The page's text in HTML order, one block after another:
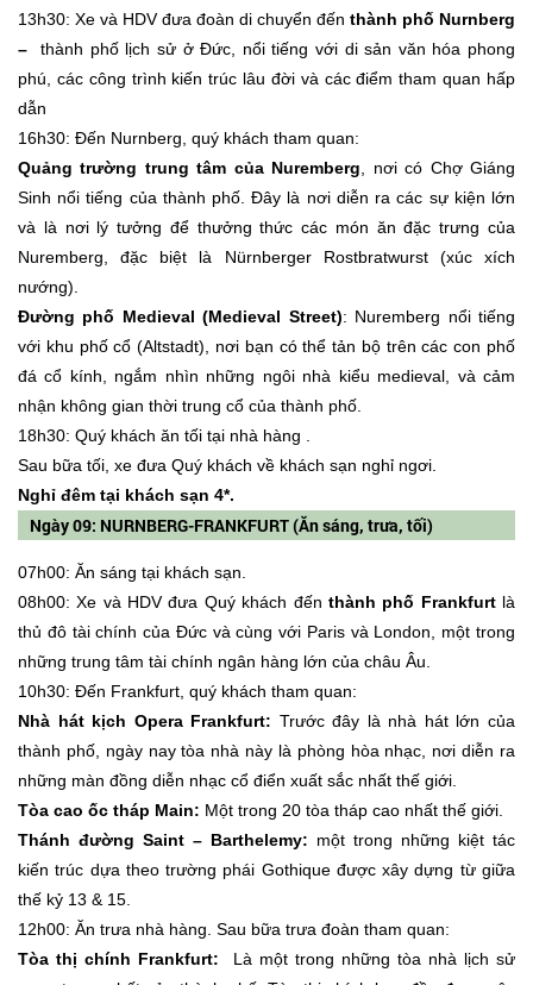
13h30: Xe và HDV đưa đoàn di chuyển đến thành phố Nurnberg
– thành phố lịch sử ở Đức, nổi tiếng với di sản văn hóa phong
phú, các công trình kiến trúc lâu đời và các điểm tham quan hấp
dẫn
16h30: Đến Nurnberg, quý khách tham quan:
Quảng trường trung tâm của Nuremberg , nơi có Chợ Giáng
Sinh nổi tiếng của thành phố. Đây là nơi diễn ra các sự kiện lớn
và là nơi lý tưởng để thưởng thức các món ăn đặc trưng của
Nuremberg, đặc biệt là Nürnberger Rostbratwurst (xúc xích
nướng).
Đường phố Medieval (Medieval Street): Nuremberg nổi tiếng
với khu phố cổ (Altstadt), nơi bạn có thể tản bộ trên các con phố
đá cổ kính, ngắm nhìn những ngôi nhà kiểu medieval, và cảm
nhận không gian thời trung cổ của thành phố.
18h30: Quý khách ăn tối tại nhà hàng .
Sau bữa tối, xe đưa Quý khách về khách sạn nghỉ ngơi.
Nghỉ đêm tại khách sạn 4*.
Ngày 09: NURNBERG-FRANKFURT (Ăn sáng, trưa, tối)
07h00: Ăn sáng tại khách sạn.
08h00: Xe và HDV đưa Quý khách đến thành phố Frankfurt là
thủ đô tài chính của Đức và cùng với Paris và London, một trong
những trung tâm tài chính ngân hàng lớn của châu Âu.
10h30: Đến Frankfurt, quý khách tham quan:
Nhà hát kịch Opera Frankfurt: Trước đây là nhà hát lớn của
thành phố, ngày nay tòa nhà này là phòng hòa nhạc, nơi diễn ra
những màn đồng diễn nhạc cổ điển xuất sắc nhất thế giới.
Tòa cao ốc tháp Main: Một trong 20 tòa tháp cao nhất thế giới.
Thánh đường Saint – Barthelemy: một trong những kiệt tác
kiến trúc dựa theo trường phái Gothique được xây dựng từ giữa
thế kỷ 13 & 15.
12h00: Ăn trưa nhà hàng. Sau bữa trưa đoàn tham quan:
Tòa thị chính Frankfurt: Là một trong những tòa nhà lịch sử